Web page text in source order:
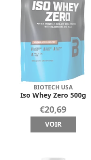
BIOTECH USA
Iso Whey Zero 500g
€20,69
VOIR